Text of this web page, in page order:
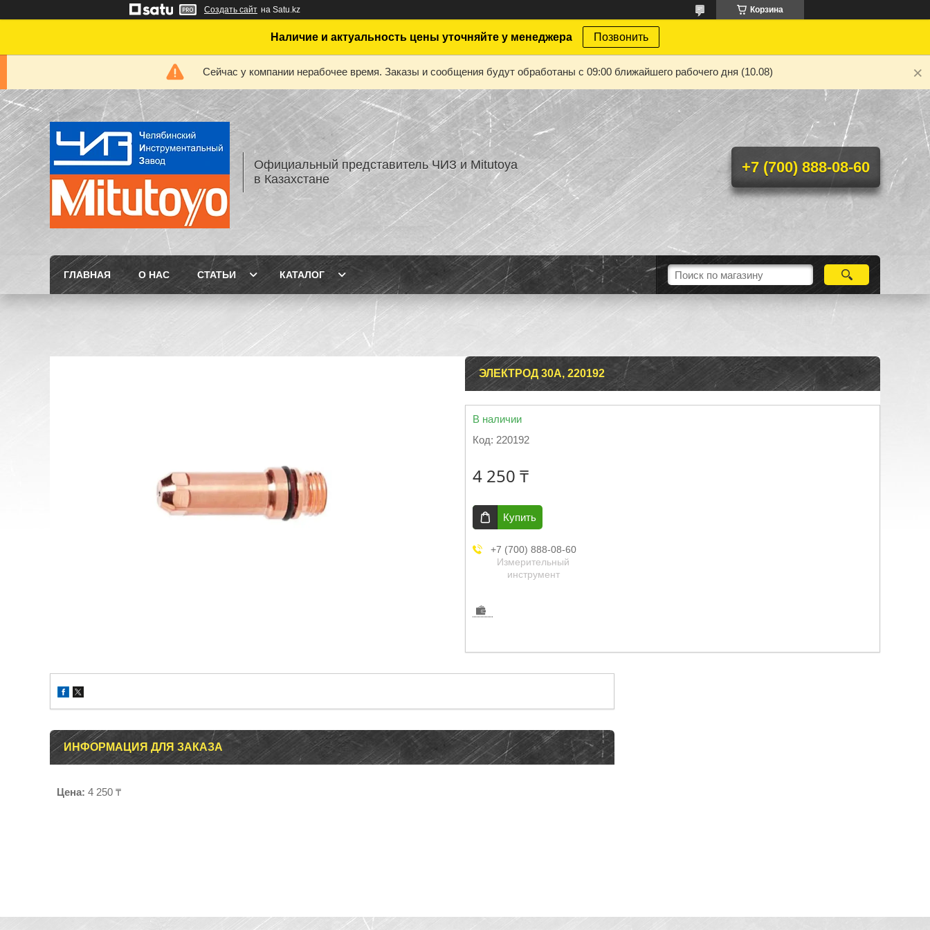
Создать сайт на Satu.kz Корзина
Наличие и актуальность цены уточняйте у менеджера Позвонить
Сейчас у компании нерабочее время. Заказы и сообщения будут обработаны с 09:00 ближайшего рабочего дня (10.08)
Официальный представитель ЧИЗ и Mitutoya
в Казахстане
+7 (700) 888-08-60
ГЛАВНАЯ О НАС СТАТЬИ КАТАЛОГ
ЭЛЕКТРОД 30А, 220192
В наличии
Код: 220192
4 250 ₸
Купить
+7 (700) 888-08-60
Измерительный
инструмент
ИНФОРМАЦИЯ ДЛЯ ЗАКАЗА
Цена: 4 250 ₸